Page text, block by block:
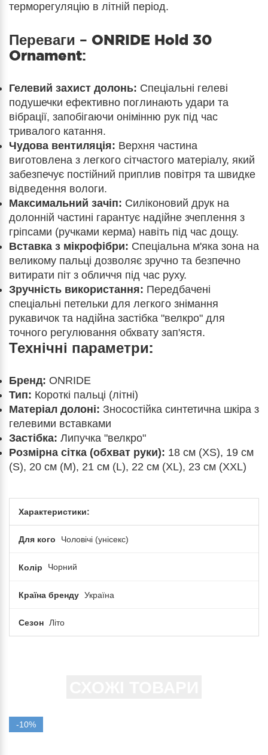
терморегуляцію в літній період.
Переваги – ONRIDE Hold 30
Ornament:
Гелевий захист долонь: Спеціальні гелеві
подушечки ефективно поглинають удари та
вібрації, запобігаючи онімінню рук під час
тривалого катання.
Чудова вентиляція: Верхня частина
виготовлена з легкого сітчастого матеріалу, який
забезпечує постійний приплив повітря та швидке
відведення вологи.
Максимальний зачіп: Силіконовий друк на
долонній частині гарантує надійне зчеплення з
гріпсами (ручками керма) навіть під час дощу.
Вставка з мікрофібри: Спеціальна м'яка зона на
великому пальці дозволяє зручно та безпечно
витирати піт з обличчя під час руху.
Зручність використання: Передбачені
спеціальні петельки для легкого знімання
рукавичок та надійна застібка "велкро" для
точного регулювання обхвату зап'ястя.
Технічні параметри:
Бренд: ONRIDE
Тип: Короткі пальці (літні)
Матеріал долоні: Зносостійка синтетична шкіра з
гелевими вставками
Застібка: Липучка "велкро"
Розмірна сітка (обхват руки): 18 см (XS), 19 см
(S), 20 см (M), 21 см (L), 22 см (XL), 23 см (XXL)
Характеристики:
Для кого Чоловічі (унісекс)
Колір Чорний
Країна бренду Україна
Сезон Літо
-10%